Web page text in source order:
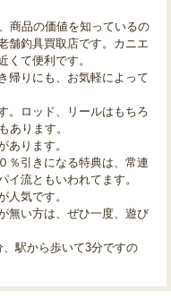
商品の価値を知っているの
舗釣具買取店です。カニエ
くて便利です。
帰りにも、お気軽によって
。ロッド、リールはもちろ
あります。
あります。
％引きになる特典は、常連
イ流ともいわれてます。
人気です。
無い方は、ぜひ一度、遊び
駅から歩いて3分ですの